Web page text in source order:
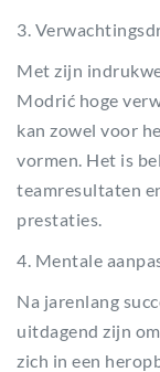
3.
Met zijn
Modrić hoge
kan zowel voor
vormen. Het is
teamresultaten
prestaties.
4. Mentale
Na jarenlang
uitdagend zijn
zich in een